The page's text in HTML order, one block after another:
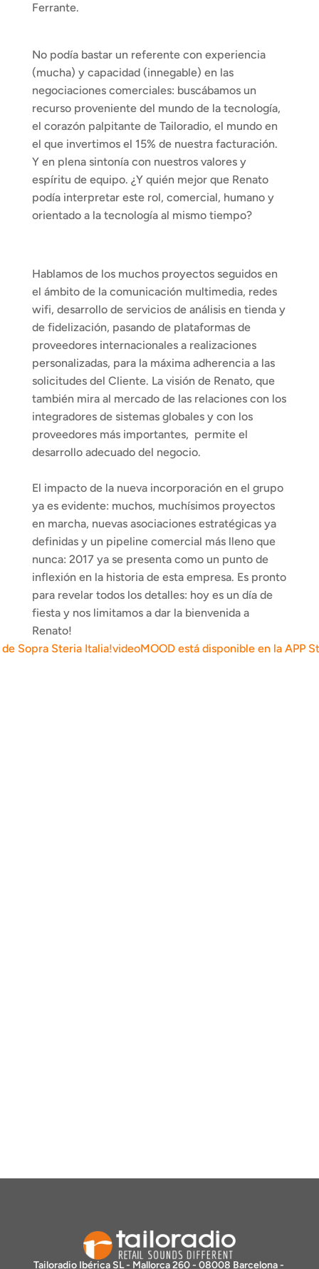
Ferrante.
No podía bastar un referente con experiencia
(mucha) y capacidad (innegable) en las
negociaciones comerciales: buscábamos un
recurso proveniente del mundo de la tecnología,
el corazón palpitante de Tailoradio, el mundo en
el que invertimos el 15% de nuestra facturación.
Y en plena sintonía con nuestros valores y
espíritu de equipo. ¿Y quién mejor que Renato
podía interpretar este rol, comercial, humano y
orientado a la tecnología al mismo tiempo?
Hablamos de los muchos proyectos seguidos en
el ámbito de la comunicación multimedia, redes
wifi, desarrollo de servicios de análisis en tienda y
de fidelización, pasando de plataformas de
proveedores internacionales a realizaciones
personalizadas, para la máxima adherencia a las
solicitudes del Cliente. La visión de Renato, que
también mira al mercado de las relaciones con los
integradores de sistemas globales y con los
proveedores más importantes,  permite el
desarrollo adecuado del negocio.
El impacto de la nueva incorporación en el grupo
ya es evidente: muchos, muchísimos proyectos
en marcha, nuevas asociaciones estratégicas ya
definidas y un pipeline comercial más lleno que
nunca: 2017 ya se presenta como un punto de
inflexión en la historia de esta empresa. Es pronto
para revelar todos los detalles: hoy es un día de
fiesta y nos limitamos a dar la bienvenida a
Renato!
Sopra Steria Italia!videoMOOD está disponible en la APP